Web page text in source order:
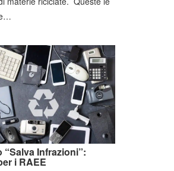
“Salva Infrazioni”:
i RAEE